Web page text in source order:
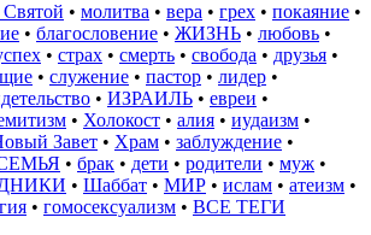
• молитва • вера • грех • покаяние •
• благословение • ЖИЗНЬ • любовь •
• страх • смерть • свобода • друзья •
• служение • пастор • лидер •
• ИЗРАИЛЬ • евреи •
• Холокост • алия • иудаизм •
Завет • Храм • заблуждение •
• брак • дети • родители • муж •
• Шаббат • МИР • ислам • атеизм •
• гомосексуализм • ВСЕ ТЕГИ